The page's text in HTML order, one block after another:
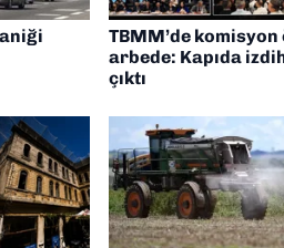
TBMM’de komisyon
arbede: Kapıda
çıktı